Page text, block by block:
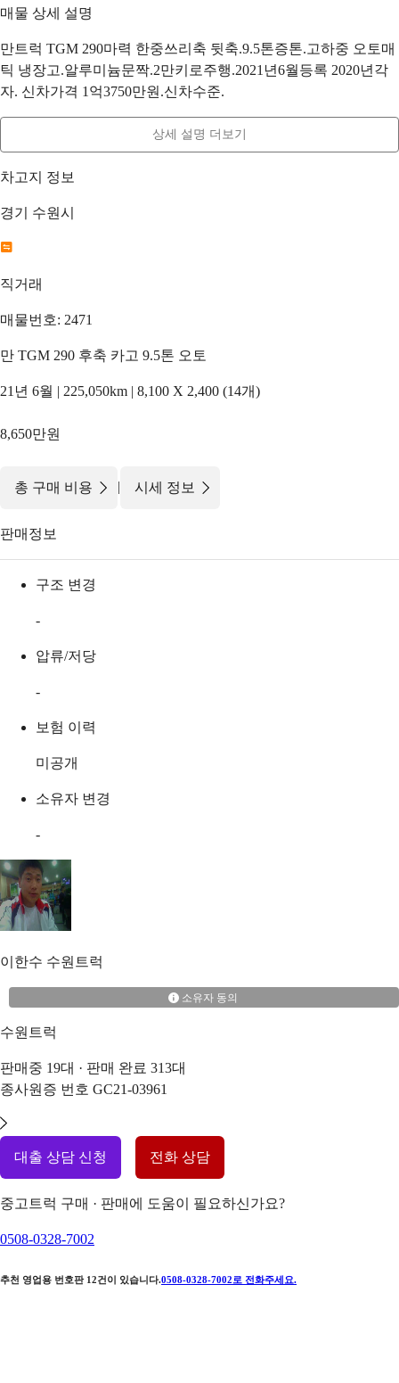
매물 상세 설명
만트럭 TGM 290마력 한중쓰리축 뒷축.9.5톤증톤.고하중 오토매
틱 냉장고.알루미늄문짝.2만키로주행.2021년6월등록 2020년각
자. 신차가격 1억3750만원.신차수준.
상세 설명 더보기
차고지 정보
경기 수원시
직거래
매물번호: 2471
만 TGM 290 후축 카고 9.5톤 오토
21년 6월 | 225,050km | 8,100 X 2,400 (14개)
8,650만원
총 구매 비용 | 시세 정보
판매정보
구조 변경
-
압류/저당
-
보험 이력
미공개
소유자 변경
-
이한수 수원트럭
소유자 동의
수원트럭
판매중 19대 · 판매 완료 313대
종사원증 번호 GC21-03961
대출 상담 신청 전화 상담
중고트럭 구매 · 판매에 도움이 필요하신가요?
0508-0328-7002
추천 영업용 번호판 12건이 있습니다.0508-0328-7002 로 전화주세요.